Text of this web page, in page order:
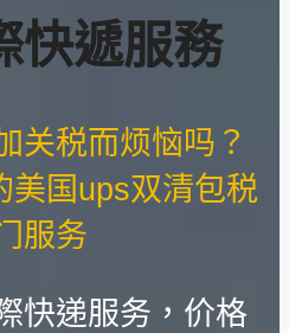
快遞服務
关税而烦恼吗？
美国ups双清包税
服务
快递服务，价格